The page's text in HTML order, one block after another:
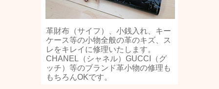
革財布（サイフ）、小銭入れ、キー
ケース等の小物全般の革のキズ、ス
レをキレイに修理いたします。
CHANEL（シャネル）GUCCI（グ
ッチ）等のブランド革小物の修理も
もちろんOKです。